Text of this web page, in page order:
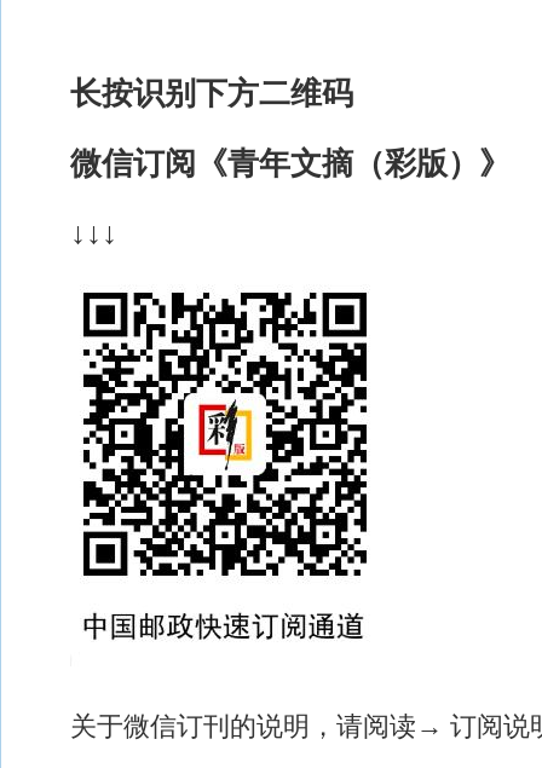
长按识别下方二维码
微信订阅《青年文摘（彩版） 》
↓↓↓
关于微信订刊的说明，请阅读 → 订阅说